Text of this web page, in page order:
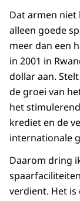
Dat armen niet
alleen goede
meer dan een
in 2001 in
dollar aan.
de groei van
het
krediet en de
internationale
Daarom dring
verdient. Het